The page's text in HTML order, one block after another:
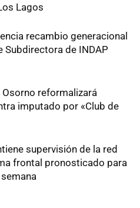
Lagos
recambio generacional
Subdirectora de INDAP
Osorno reformalizará
imputado por «Club de
supervisión de la red
frontal pronosticado para